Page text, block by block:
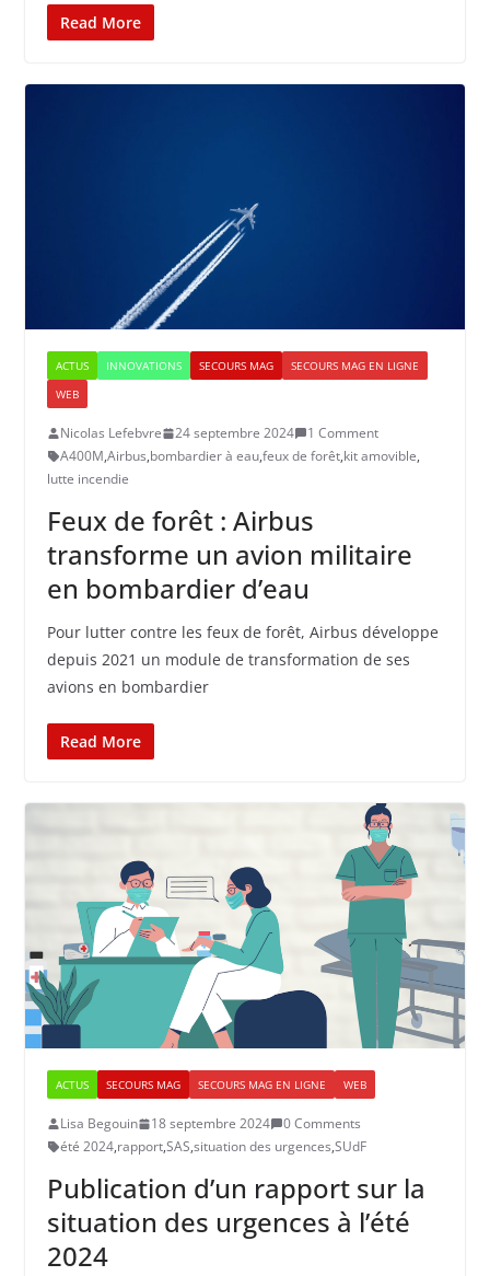
Read More
ACTUS INNOVATIONS SECOURS MAG
SECOURS MAG EN LIGNE
WEB
Nicolas Lefebvre 24 septembre 2024
1 Comment
A400M,Airbus,bombardier à eau,feux de forêt,kit amovible,
lutte incendie
Feux de forêt : Airbus
transforme un avion militaire
en bombardier d’eau
Pour lutter contre les feux de forêt, Airbus développe
depuis 2021 un module de transformation de ses
avions en bombardier
Read More
ACTUS SECOURS MAG SECOURS MAG EN LIGNE WEB
Lisa Begouin 18 septembre 2024
0 Comments
été 2024,rapport,SAS,situation des urgences,SUdF
Publication d’un rapport sur la
situation des urgences à l’été
2024